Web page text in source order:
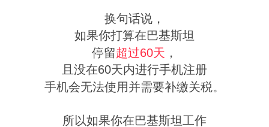
换句话说，
如果你打算在巴基斯坦
停留超过60天 ，
且没在60天内进行手机注册
手机会无法使用并需要补缴关税。
所以如果你在巴基斯坦工作